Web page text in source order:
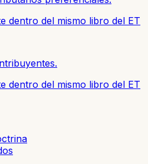
dentro del mismo libro del ET
dentro del mismo libro del ET